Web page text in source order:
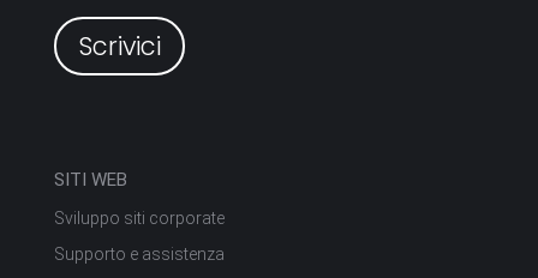
Scrivici
SITI WEB
Sviluppo siti corporate
Supporto e assistenza